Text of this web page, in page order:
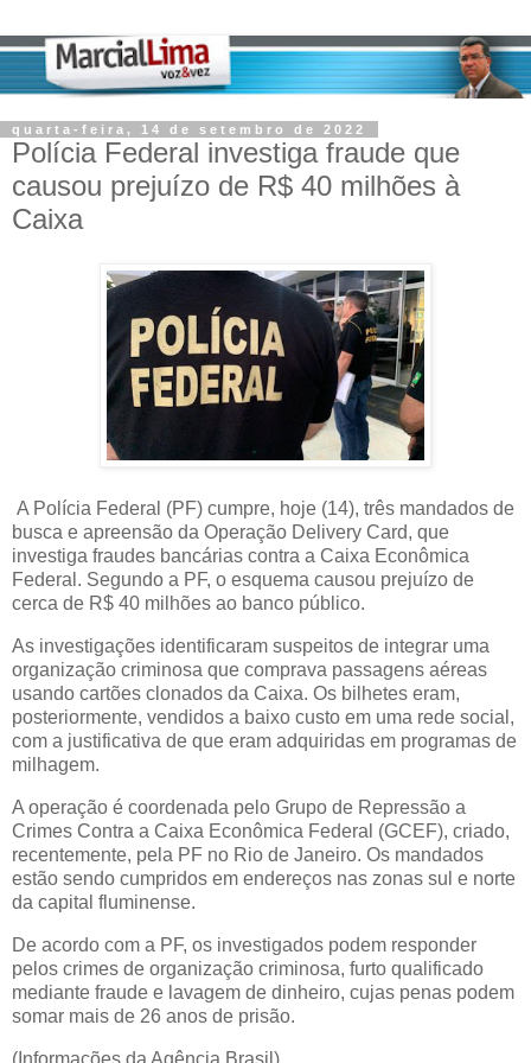
quarta-feira, 14 de setembro de 2022
Polícia Federal investiga fraude que
causou prejuízo de R$ 40 milhões à
Caixa
A Polícia Federal (PF) cumpre, hoje (14), três mandados de
busca e apreensão da Operação Delivery Card, que
investiga fraudes bancárias contra a Caixa Econômica
Federal. Segundo a PF, o esquema causou prejuízo de
cerca de R$ 40 milhões ao banco público.
As investigações identificaram suspeitos de integrar uma
organização criminosa que comprava passagens aéreas
usando cartões clonados da Caixa. Os bilhetes eram,
posteriormente, vendidos a baixo custo em uma rede social,
com a justificativa de que eram adquiridas em programas de
milhagem.
A operação é coordenada pelo Grupo de Repressão a
Crimes Contra a Caixa Econômica Federal (GCEF), criado,
recentemente, pela PF no Rio de Janeiro. Os mandados
estão sendo cumpridos em endereços nas zonas sul e norte
da capital fluminense.
De acordo com a PF, os investigados podem responder
pelos crimes de organização criminosa, furto qualificado
mediante fraude e lavagem de dinheiro, cujas penas podem
somar mais de 26 anos de prisão.
(Informações da Agência Brasil)